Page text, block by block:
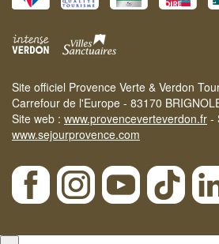
Site officiel Provence Verte & Verdon
Carrefour de l'Europe - 83170
Site web : www.provenceverteverdon.fr -
www.sejourprovence.com